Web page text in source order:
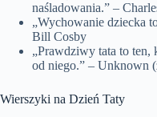
naśladowania.” –
„Wychowanie dziecka
Bill Cosby
„Prawdziwy tata to ten,
od niego.” – Unknown
Wierszyki na Dzień Taty